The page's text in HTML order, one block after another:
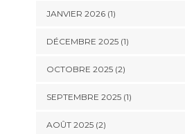
JANVIER 2026(1)
DÉCEMBRE 2025(1)
OCTOBRE 2025(2)
SEPTEMBRE 2025(1)
AOÛT 2025(2)